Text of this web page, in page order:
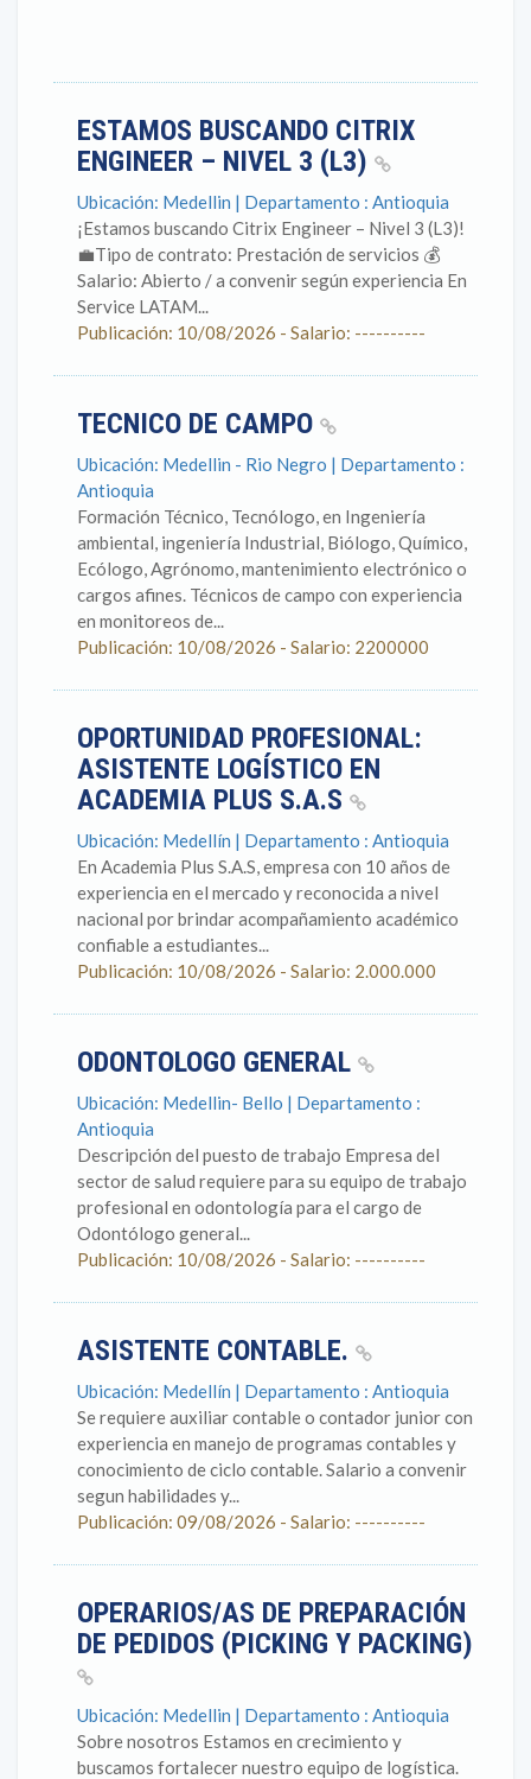
ESTAMOS BUSCANDO CITRIX
ENGINEER – NIVEL 3 (L3)
Ubicación: Medellin | Departamento : Antioquia
¡Estamos buscando Citrix Engineer – Nivel 3 (L3)!
💼Tipo de contrato: Prestación de servicios 💰
Salario: Abierto / a convenir según experiencia En
Service LATAM...
Publicación: 10/08/2026 - Salario: ----------
TECNICO DE CAMPO
Ubicación: Medellin - Rio Negro | Departamento :
Antioquia
Formación Técnico, Tecnólogo, en Ingeniería
ambiental, ingeniería Industrial, Biólogo, Químico,
Ecólogo, Agrónomo, mantenimiento electrónico o
cargos afines. Técnicos de campo con experiencia
en monitoreos de...
Publicación: 10/08/2026 - Salario: 2200000
OPORTUNIDAD PROFESIONAL:
ASISTENTE LOGÍSTICO EN
ACADEMIA PLUS S.A.S
Ubicación: Medellín | Departamento : Antioquia
En Academia Plus S.A.S, empresa con 10 años de
experiencia en el mercado y reconocida a nivel
nacional por brindar acompañamiento académico
confiable a estudiantes...
Publicación: 10/08/2026 - Salario: 2.000.000
ODONTOLOGO GENERAL
Ubicación: Medellin- Bello | Departamento :
Antioquia
Descripción del puesto de trabajo Empresa del
sector de salud requiere para su equipo de trabajo
profesional en odontología para el cargo de
Odontólogo general...
Publicación: 10/08/2026 - Salario: ----------
ASISTENTE CONTABLE.
Ubicación: Medellín | Departamento : Antioquia
Se requiere auxiliar contable o contador junior con
experiencia en manejo de programas contables y
conocimiento de ciclo contable. Salario a convenir
segun habilidades y...
Publicación: 09/08/2026 - Salario: ----------
OPERARIOS/AS DE PREPARACIÓN
DE PEDIDOS (PICKING Y PACKING)
Ubicación: Medellin | Departamento : Antioquia
Sobre nosotros Estamos en crecimiento y
buscamos fortalecer nuestro equipo de logística.